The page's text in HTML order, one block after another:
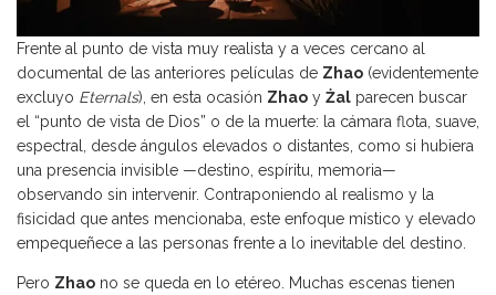
Frente al punto de vista muy realista y a veces cercano al
documental de las anteriores películas de Zhao (evidentemente
excluyo Eternals), en esta ocasión Zhao y Żal parecen buscar
el “punto de vista de Dios” o de la muerte: la cámara flota, suave,
espectral, desde ángulos elevados o distantes, como si hubiera
una presencia invisible —destino, espíritu, memoria—
observando sin intervenir. Contraponiendo al realismo y la
fisicidad que antes mencionaba, este enfoque místico y elevado
empequeñece a las personas frente a lo inevitable del destino.
Pero Zhao no se queda en lo etéreo. Muchas escenas tienen